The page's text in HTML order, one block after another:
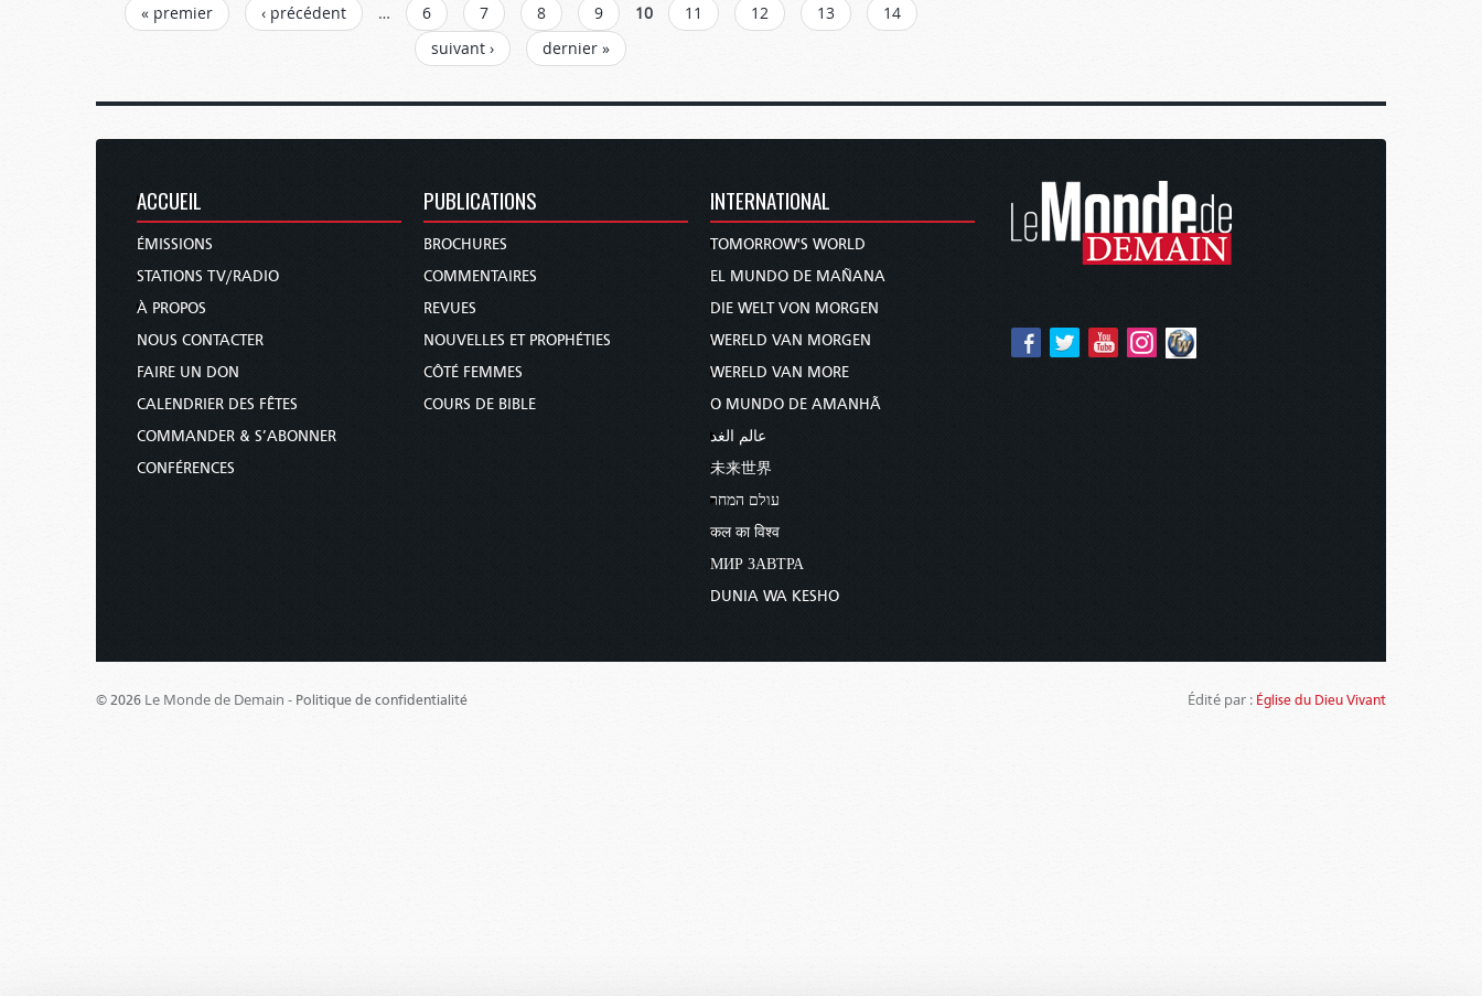
PAGES« premier ‹ précédent … 6 7 8 9 10 11 12 13
14
suivant ›
dernier »
ACCUEIL
ÉMISSIONS
STATIONS TV/RADIO
À PROPOS
NOUS CONTACTER
FAIRE UN DON
CALENDRIER DES FÊTES
COMMANDER & S’ABONNER
CONFÉRENCES
PUBLICATIONS
BROCHURES
COMMENTAIRES
REVUES
NOUVELLES ET PROPHÉTIES
CÔTÉ FEMMES
COURS DE BIBLE
INTERNATIONAL
TOMORROW'S WORLD
EL MUNDO DE MAÑANA
DIE WELT VON MORGEN
WERELD VAN MORGEN
WERELD VAN MORE
O MUNDO DE AMANHÃ
عالم الغد
未来世界
עולם המחר
कल का विश्व
МИР ЗАВТРА
DUNIA WA KESHO
© 2026 Le Monde de Demain - Politique de confidentialité Édité par : Église du Dieu Vivant